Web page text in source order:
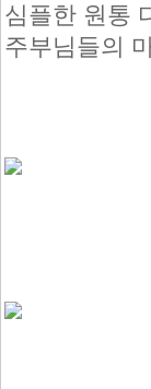
심플한 원통
주부님들의